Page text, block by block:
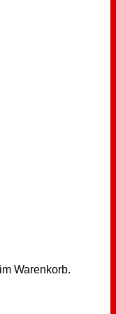
Warenkorb.